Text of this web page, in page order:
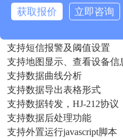
支持多帐号、多设备登录
支持实时数据展示与历史数
支持短信报警及阈值设置
支持地图显示、查看设备信
支持数据曲线分析
支持数据导出表格形式
支持数据转发，HJ-212协议
支持数据后处理功能
支持外置运行javascript脚本
获取报价 立即咨询